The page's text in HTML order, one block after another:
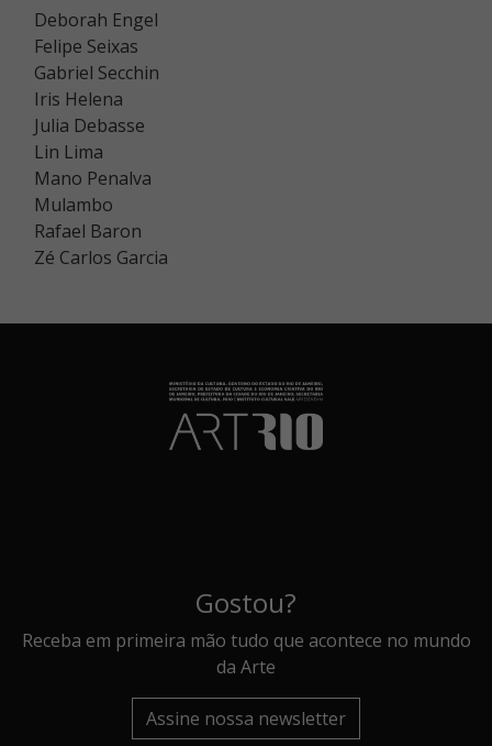
Deborah Engel
Felipe Seixas
Gabriel Secchin
Iris Helena
Julia Debasse
Lin Lima
Mano Penalva
Mulambo
Rafael Baron
Zé Carlos Garcia
Gostou?
Receba em primeira mão tudo que acontece no mundo
da Arte
Assine nossa newsletter